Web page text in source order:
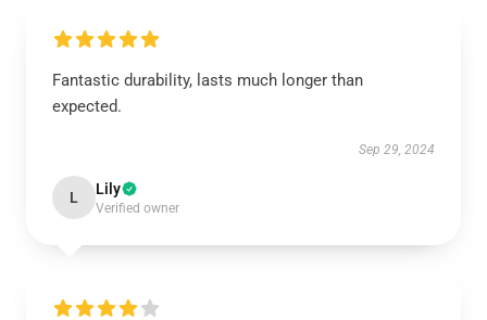
Fantastic durability, lasts much longer than
expected.
Sep 29, 2024
L Lily
Verified owner